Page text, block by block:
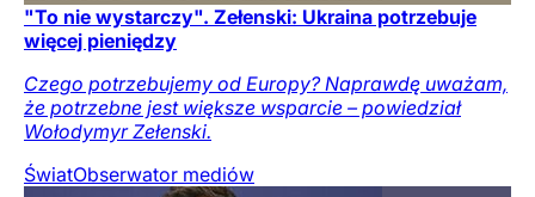
"To nie wystarczy". Zełenski: Ukraina potrzebuje
więcej pieniędzy
Czego potrzebujemy od Europy? Naprawdę uważam,
że potrzebne jest większe wsparcie – powiedział
Wołodymyr Zełenski.
ŚwiatObserwator mediów